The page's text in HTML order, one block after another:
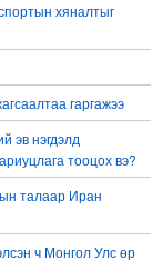
хяналтыг
гаргажээ
эв нэгдэлд
тооцох вэ?
талаар Иран
ч Монгол Улс өр